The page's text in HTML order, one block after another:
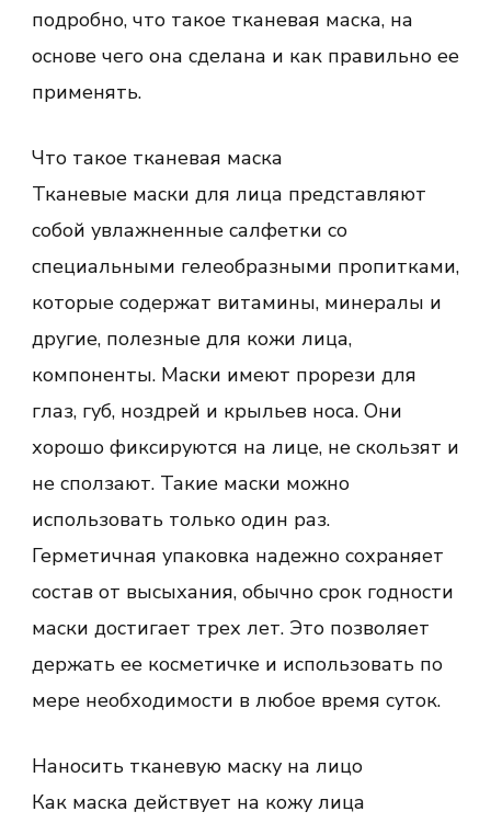
подробно, что такое тканевая маска, на
основе чего она сделана и как правильно ее
применять.
Что такое тканевая маска
Тканевые маски для лица представляют
собой увлажненные салфетки со
специальными гелеобразными пропитками,
которые содержат витамины, минералы и
другие, полезные для кожи лица,
компоненты. Маски имеют прорези для
глаз, губ, ноздрей и крыльев носа. Они
хорошо фиксируются на лице, не скользят и
не сползают. Такие маски можно
использовать только один раз.
Герметичная упаковка надежно сохраняет
состав от высыхания, обычно срок годности
маски достигает трех лет. Это позволяет
держать ее косметичке и использовать по
мере необходимости в любое время суток.
Наносить тканевую маску на лицо
Как маска действует на кожу лица